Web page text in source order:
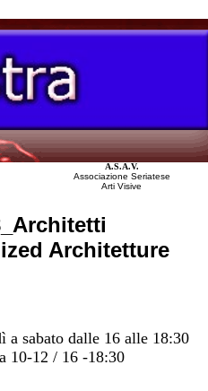
A.S.A.V.
Associazione Seriatese
Arti Visive
Architetture
a sabato dalle 16 alle 18:30
10-12 / 16 -18:30